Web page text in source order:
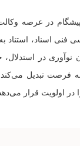
در عرصه
اسناد، استناد
نوآوری در
فرصت تبدیل
در اولویت قرار